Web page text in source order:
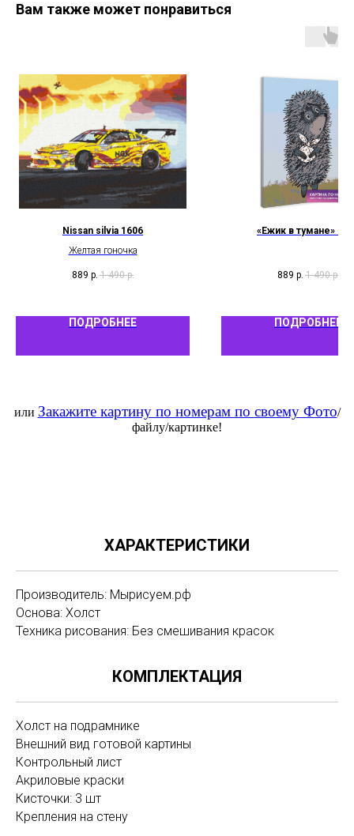
Вам также может понравиться
Nissan silvia 1606
Желтая гоночка
889 р. 1 490 р.
ПОДРОБНЕЕ
«Ежик в тумане»
889 р. 1 490 р.
ПОДРОБНЕЕ
или Закажите картину по номерам по своему Фото/
файлу/картинке!
ХАРАКТЕРИСТИКИ
Производитель: Мырисуем.рф
Основа: Холст
Техника рисования: Без смешивания красок
КОМПЛЕКТАЦИЯ
Холст на подрамнике
Внешний вид готовой картины
Контрольный лист
Акриловые краски
Кисточки: 3 шт
Крепления на стену